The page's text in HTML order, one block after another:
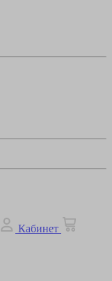
Кабинет